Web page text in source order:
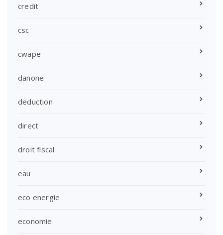
credit
csc
cwape
danone
deduction
direct
droit fiscal
eau
eco energie
economie